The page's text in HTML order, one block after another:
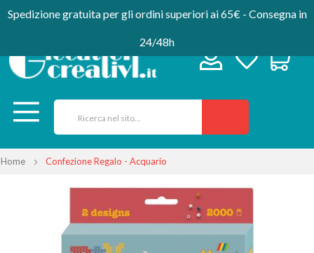
Spedizione gratuita per gli ordini superiori ai 65€ - Consegna in
24/48h
Home Confezione Regalo - Acquario